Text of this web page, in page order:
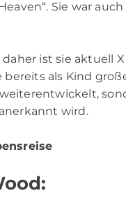
Sie war
ist sie aktuell
als Kind
wird.